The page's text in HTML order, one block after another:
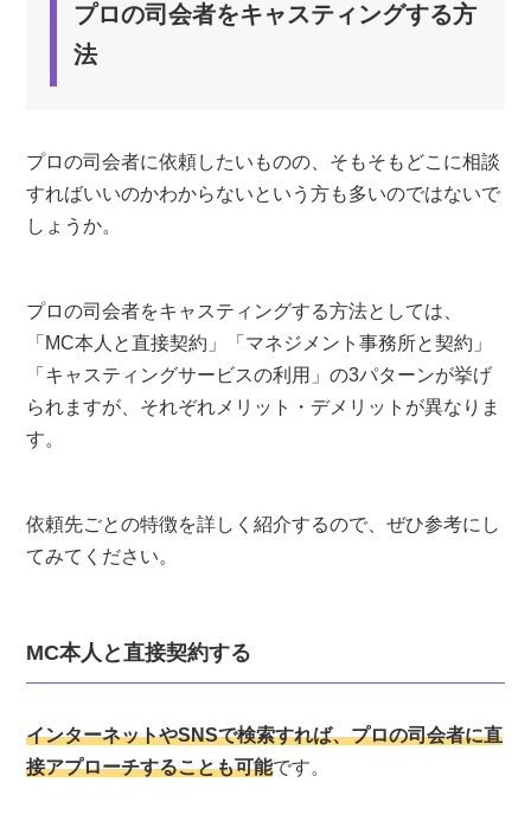
プロの司会者をキャスティングする方
法
プロの司会者に依頼したいものの、そもそもどこに相談
すればいいのかわからないという方も多いのではないで
しょうか。
プロの司会者をキャスティングする方法としては、
「MC本人と直接契約」「マネジメント事務所と契約」
「キャスティングサービスの利用」の3パターンが挙げ
られますが、それぞれメリット・デメリットが異なりま
す。
依頼先ごとの特徴を詳しく紹介するので、ぜひ参考にし
てみてください。
MC本人と直接契約する
インターネットやSNSで検索すれば、プロの司会者に直
接アプローチすることも可能です。